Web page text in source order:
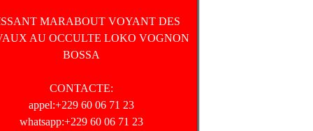
MARABOUT VOYANT DES
AU OCCULTE LOKO VOGNON
BOSSA
CONTACTE:
appel:+229 60 06 71 23
whatsapp:+229 60 06 71 23